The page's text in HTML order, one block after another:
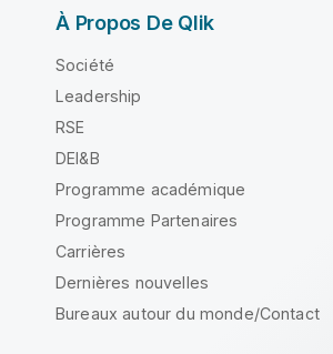
À Propos De Qlik
Société
Leadership
RSE
DEI&B
Programme académique
Programme Partenaires
Carrières
Dernières nouvelles
Bureaux autour du monde/Contact